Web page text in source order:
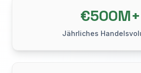
€500M+
Jährliches